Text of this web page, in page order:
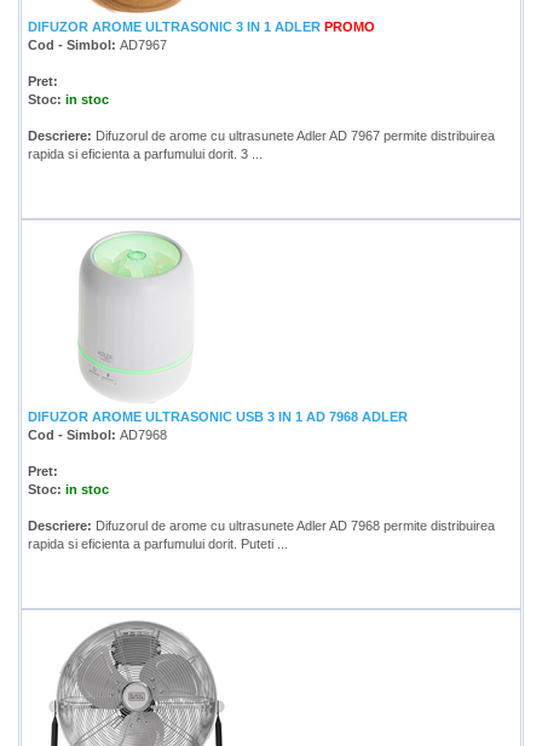
DIFUZOR AROME ULTRASONIC 3 IN 1 ADLER PROMO
Cod - Simbol: AD7967
Pret:
Stoc: in stoc
Descriere: Difuzorul de arome cu ultrasunete Adler AD 7967 permite distribuirea
rapida si eficienta a parfumului dorit. 3 ...
DIFUZOR AROME ULTRASONIC USB 3 IN 1 AD 7968 ADLER
Cod - Simbol: AD7968
Pret:
Stoc: in stoc
Descriere: Difuzorul de arome cu ultrasunete Adler AD 7968 permite distribuirea
rapida si eficienta a parfumului dorit. Puteti ...